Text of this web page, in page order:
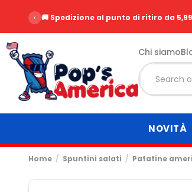
‹ 🚚 Spedizione al punto di ritiro da
Chi siamo
NOVITÀ
Home Spuntini salati Patatine